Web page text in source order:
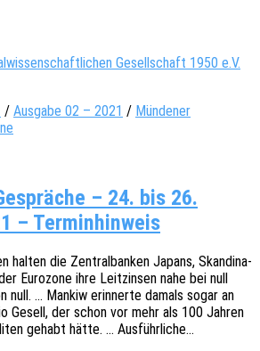
Gesellschaft 1950 e.V.
/ Ausgabe 02 – 2021 / Mündener
– 24. bis 26.
– Terminhinweis
halten die Zentral­ban­ken Japans, Skan­di­na­
Euro­zo­ne ihre Leit­zin­sen nahe bei null
null. … Mankiw erin­ner­te damals sogar an
Gesell, der schon vor mehr als 100 Jahren
gehabt hätte. … Ausführliche…